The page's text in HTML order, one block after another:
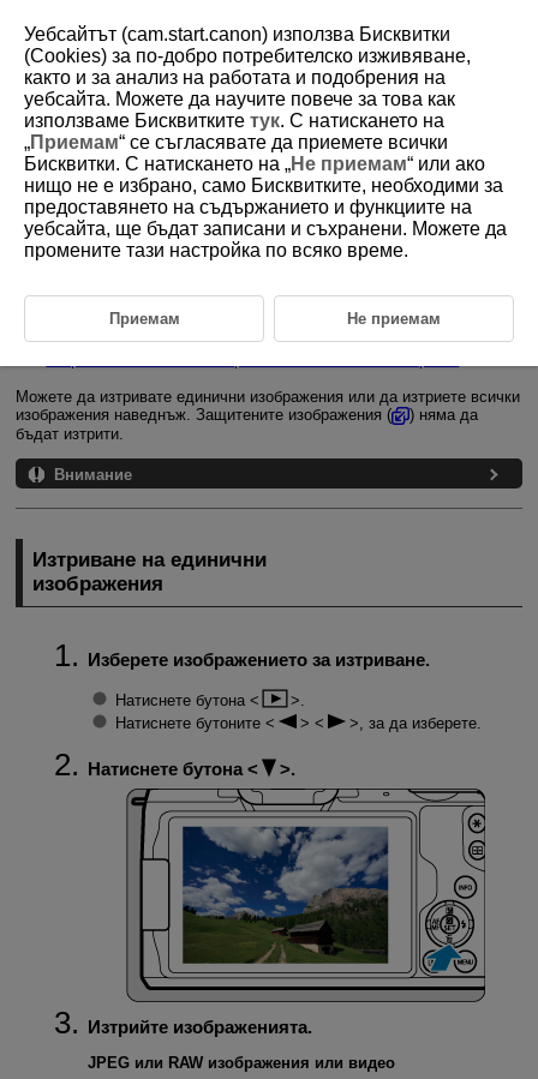
D101-122
Изтриване на изображения
Изтриване на единични изображения
Избиране на ([
]) множество изображения, които да изтриете
Задаване на диапазона от изображения за изтриване
Можете да изтривате единични изображения или да изтриете всички
изображения наведнъж. Защитените изображения (
) няма да
бъдат изтрити.
Внимание
Изтриване на единични
изображения
Изберете изображението за изтриване.
Натиснете бутона
Натиснете бутоните
, за да изберете.
Натиснете бутона .
Изтрийте изображенията.
JPEG или RAW изображения или видео
Уебсайтът (cam.start.canon) използва Бисквитки
(Cookies) за по-добро потребителско изживяване,
както и за анализ на работата и подобрения на
уебсайта. Можете да научите повече за това как
използваме Бисквитките тук. С натискането на
„Приемам“ се съгласявате да приемете всички
Бисквитки. С натискането на „Не приемам“ или ако
нищо не е избрано, само Бисквитките, необходими за
предоставянето на съдържанието и функциите на
уебсайта, ще бъдат записани и съхранени. Можете да
промените тази настройка по всяко време.
Приемам Не приемам